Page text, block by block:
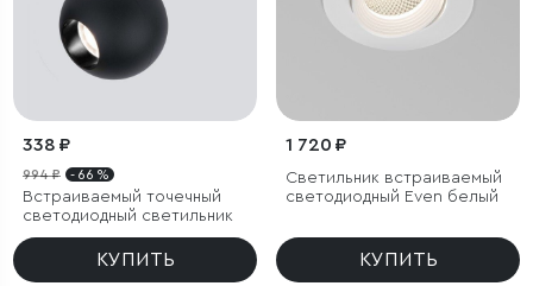
338 ₽
994 ₽ - 66 %
Встраиваемый точечный
светодиодный светильник
КУПИТЬ
1 720 ₽
Светильник встраиваемый
светодиодный Even белый
КУПИТЬ